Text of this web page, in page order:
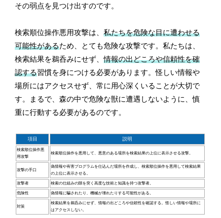
その弱点を見つけ出すのです。
検索順位操作悪用攻撃は、私たちを危険な目に遭わせる
可能性があるため、とても危険な攻撃です。私たちは、
検索結果を鵜呑みにせず、情報の出どころや信頼性を確
認する習慣を身につける必要があります。怪しい情報や
場所にはアクセスせず、常に用心深くいることが大切で
す。まるで、森の中で危険な獣に遭遇しないように、慎
重に行動する必要があるのです。
項目 説明
検索順位操作悪
用攻撃
検索順位操作を悪用して、悪意のある場所を検索結果の上位に表示させる攻撃。
攻撃の手口
偽情報や有害プログラムを仕込んだ場所を作成し、検索順位操作を悪用して検索結果
の上位に表示させる。
攻撃者 検索の仕組みの隙を突く高度な技術と知識を持つ攻撃者。
危険性 偽情報に騙されたり、機械が壊れたりする可能性がある。
対策
検索結果を鵜呑みにせず、情報の出どころや信頼性を確認する。怪しい情報や場所に
はアクセスしない。